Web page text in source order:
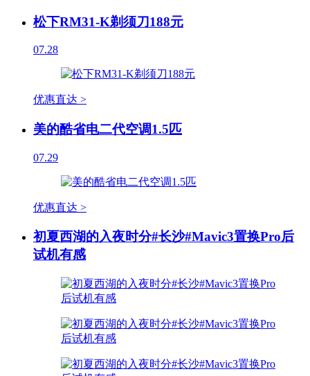
松下RM31-K剃须刀188元
07.28
优惠直达 >
美的酷省电二代空调1.5匹
07.29
优惠直达 >
初夏西湖的入夜时分#长沙#Mavic3置换Pro后
试机有感